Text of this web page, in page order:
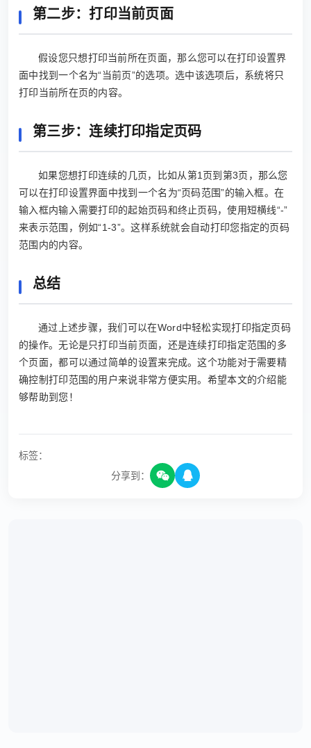
第二步：打印当前页面
假设您只想打印当前所在页面，那么您可以在打印设置界
面中找到一个名为“当前页”的选项。选中该选项后，系统将只
打印当前所在页的内容。
第三步：连续打印指定页码
如果您想打印连续的几页，比如从第1页到第3页，那么您
可以在打印设置界面中找到一个名为“页码范围”的输入框。在
输入框内输入需要打印的起始页码和终止页码，使用短横线“-”
来表示范围，例如“1-3”。这样系统就会自动打印您指定的页码
范围内的内容。
总结
通过上述步骤，我们可以在Word中轻松实现打印指定页码
的操作。无论是只打印当前页面，还是连续打印指定范围的多
个页面，都可以通过简单的设置来完成。这个功能对于需要精
确控制打印范围的用户来说非常方便实用。希望本文的介绍能
够帮助到您！
标签：
分享到：